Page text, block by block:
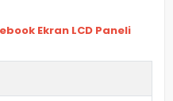
Ekran LCD Paneli